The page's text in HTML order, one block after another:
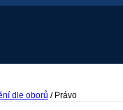
dle oborů / Právo